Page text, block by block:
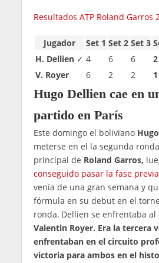
Resultados ATP Roland Garros
Jugador Set 1 Set 2 Set 3
H. Dellien✓ 4 6 6
2
V. Royer
6 2 2 1
Hugo Dellien cae en
partido en París
Este domingo el boliviano
meterse en el la segunda
principal de Roland Garros,
conseguido pasar la fase previa
venía de una gran semana y
fórmula en su debut en el
ronda, Dellien se enfrentaba al
Valentin Royer. Era la tercera
enfrentaban en el circuito
victoria para ambos en el